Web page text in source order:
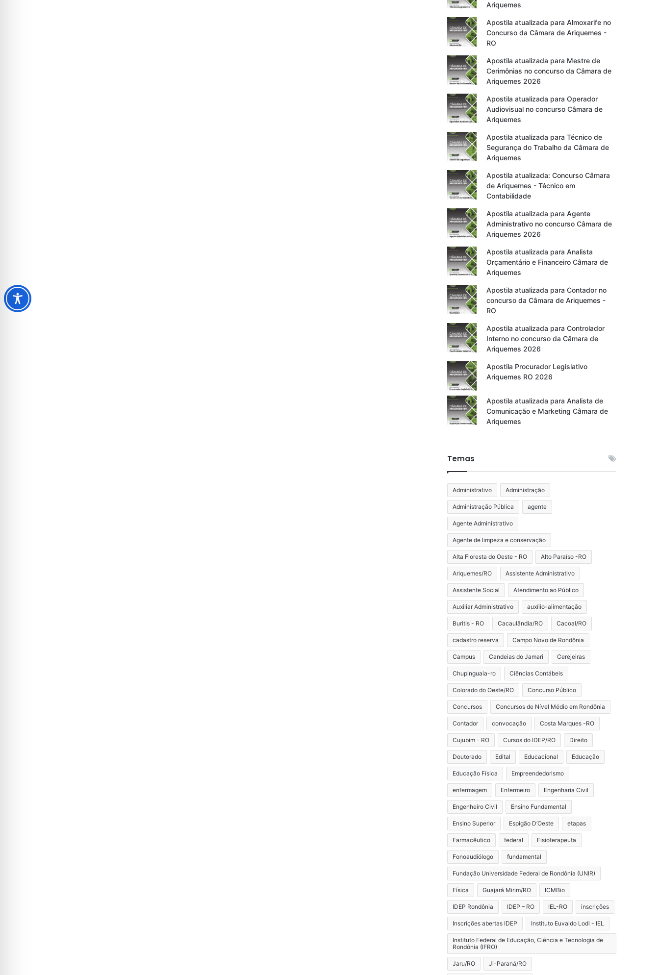
Ariquemes
Apostila atualizada para Almoxarife no
Concurso da Câmara de Ariquemes -
RO
Apostila atualizada para Mestre de
Cerimônias no concurso da Câmara de
Ariquemes 2026
Apostila atualizada para Operador
Audiovisual no concurso Câmara de
Ariquemes
Apostila atualizada para Técnico de
Segurança do Trabalho da Câmara de
Ariquemes
Apostila atualizada: Concurso Câmara
de Ariquemes - Técnico em
Contabilidade
Apostila atualizada para Agente
Administrativo no concurso Câmara de
Ariquemes 2026
Apostila atualizada para Analista
Orçamentário e Financeiro Câmara de
Ariquemes
Apostila atualizada para Contador no
concurso da Câmara de Ariquemes -
RO
Apostila atualizada para Controlador
Interno no concurso da Câmara de
Ariquemes 2026
Apostila Procurador Legislativo
Ariquemes RO 2026
Apostila atualizada para Analista de
Comunicação e Marketing Câmara de
Ariquemes
Temas
Administrativo Administração
Administração Pública agente
Agente Administrativo
Agente de limpeza e conservação
Alta Floresta do Oeste - RO Alto Paraíso -RO
Ariquemes/RO Assistente Administrativo
Assistente Social Atendimento ao Público
Auxiliar Administrativo auxílio-alimentação
Buritis - RO Cacaulândia/RO Cacoal/RO
cadastro reserva Campo Novo de Rondônia
Campus Candeias do Jamari Cerejeiras
Chupinguaia-ro Ciências Contábeis
Colorado do Oeste/RO Concurso Público
Concursos Concursos de Nível Médio em Rondônia
Contador convocação Costa Marques -RO
Cujubim - RO Cursos do IDEP/RO Direito
Doutorado Edital Educacional Educação
Educação Física Empreendedorismo
enfermagem Enfermeiro Engenharia Civil
Engenheiro Civil Ensino Fundamental
Ensino Superior Espigão D’Oeste etapas
Farmacêutico federal Fisioterapeuta
Fonoaudiólogo fundamental
Fundação Universidade Federal de Rondônia (UNIR)
Física Guajará Mirim/RO ICMBio
IDEP Rondônia IDEP – RO IEL-RO inscrições
Inscrições abertas IDEP Instituto Euvaldo Lodi - IEL
Instituto Federal de Educação, Ciência e Tecnologia de
Rondônia (IFRO)
Jaru/RO Ji-Paraná/RO